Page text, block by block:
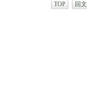
TOP 回文